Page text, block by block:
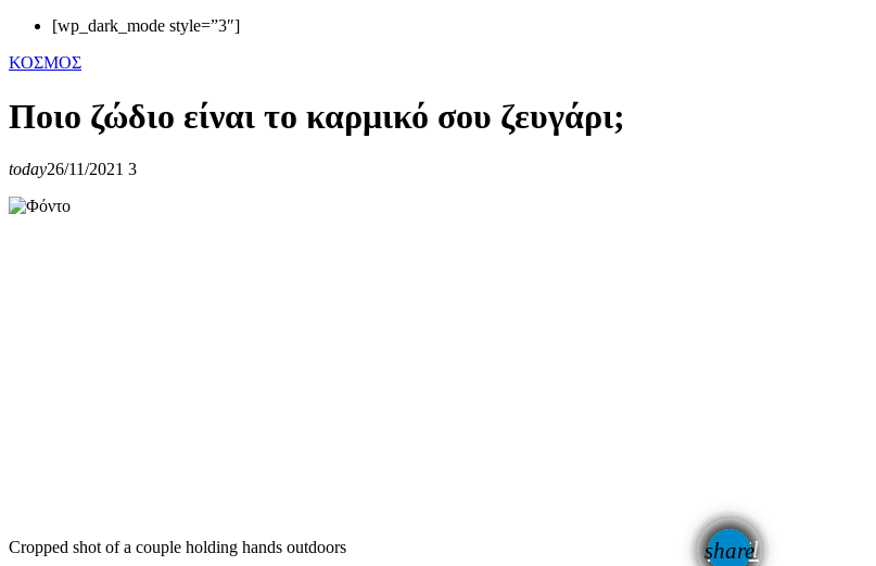
[wp_dark_mode style=”3″]
ΚΟΣΜΟΣ
Ποιο ζώδιο είναι το καρμικό σου ζευγάρι;
today26/11/2021 3
share
email
Cropped shot of a couple holding hands outdoors